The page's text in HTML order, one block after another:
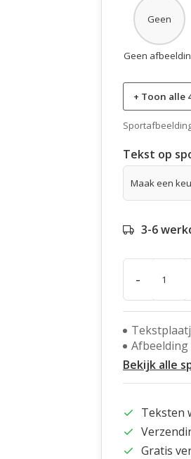
Geen
Geen
+ Toon alle
Tekst op
3-6
-
Bekijk alle
Teksten
Gratis